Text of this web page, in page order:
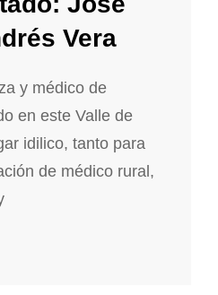
Vera
y médico de
en este Valle de
idilico, tanto para
de médico rural,